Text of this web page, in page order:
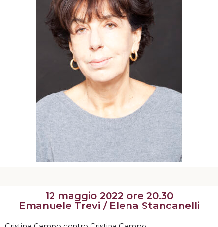
12 maggio 2022 ore 20.30
Emanuele Trevi / Elena Stancanelli